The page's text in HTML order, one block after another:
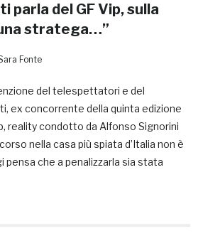
parla del GF Vip, sulla
stratega…”
Fonte
del telespettatori e del
ex concorrente della quinta edizione
reality condotto da Alfonso Signorini
nella casa più spiata d’Italia non è
pensa che a penalizzarla sia stata